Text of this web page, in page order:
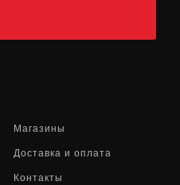
Магазины
Доставка и оплата
Контакты